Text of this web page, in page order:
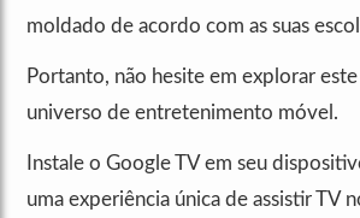
moldado de acordo com as suas
Portanto, não hesite em explorar
universo de entretenimento móvel.
Instale o Google TV em seu
uma experiência única de assistir TV